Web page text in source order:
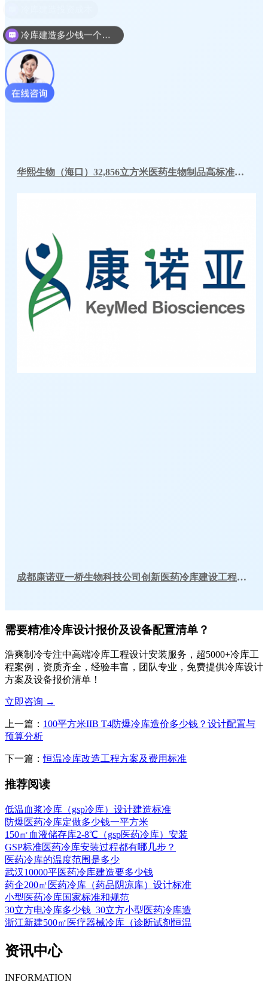
华熙生物（海口）32,856立方米医药生物制品高标准冷库工程
成都康诺亚一桥生物科技公司创新医药冷库建设工程案例
需要精准冷库设计报价及设备配置清单？
浩爽制冷专注中高端冷库工程设计安装服务，超5000+冷库工
程案例，资质齐全，经验丰富，团队专业，免费提供冷库设计
方案及设备报价清单！
立即咨询 →
上一篇： 100平方米IIB T4防爆冷库造价多少钱？设计配置与
预算分析
下一篇：恒温冷库改造工程方案及费用标准
推荐阅读
低温血浆冷库（gsp冷库）设计建造标准
防爆医药冷库定做多少钱一平方米
150㎡血液储存库2-8℃（gsp医药冷库）安装
GSP标准医药冷库安装过程都有哪几步？
医药冷库的温度范围是多少
武汉10000平医药冷库建造要多少钱
药企200㎡医药冷库（药品阴凉库）设计标准
小型医药冷库国家标准和规范
30立方电冷库多少钱_30立方小型医药冷库造
浙江新建500㎡医疗器械冷库（诊断试剂恒温
资讯中心
INFORMATION
冷库建造多少钱一个平方